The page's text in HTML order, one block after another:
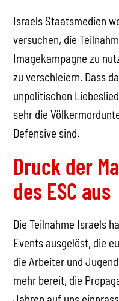
Israels Staatsmedien
versuchen, die
Imagekampagne zu
zu verschleiern. Dass
unpolitischen
sehr die
Defensive sind.
Druck der
des ESC aus
Die Teilnahme Israels
Events ausgelöst, die
die Arbeiter und
mehr bereit, die